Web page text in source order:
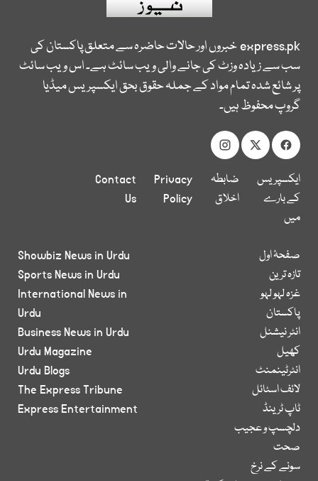
express.pkخبروں اور حالات حاضرہ سے متعلق پاکستان کی
سب سے زیادہ وزٹ کی جانے والی ویب سائٹ ہے۔ اس ویب سائٹ
پر شائع شدہ تمام مواد کے جملہ حقوق بحق ایکسپریس میڈیا
گروپ محفوظ ہیں۔
ایکسپریس
کے بارے
میں
ضابطہ
اخلاق
Privacy
Policy
Contact
Us
صفحۂ اول
تازہ ترین
غزہ لہو لہو
پاکستان
انٹر نیشنل
کھیل
انٹرٹینمنٹ
لائف اسٹائل
ٹاپ ٹرینڈ
دلچسپ و عجیب
صحت
سونے کے نرخ
Showbiz News in Urdu
Sports News in Urdu
International News in
Urdu
Business News in Urdu
Urdu Magazine
Urdu Blogs
The Express Tribune
Express Entertainment